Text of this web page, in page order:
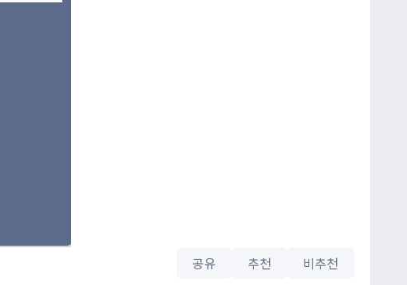
공유 추천 비추천